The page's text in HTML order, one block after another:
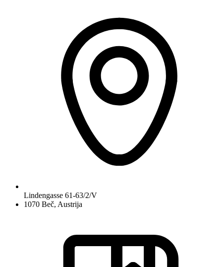
Lindengasse 61-63/2/V
1070 Beč, Austrija